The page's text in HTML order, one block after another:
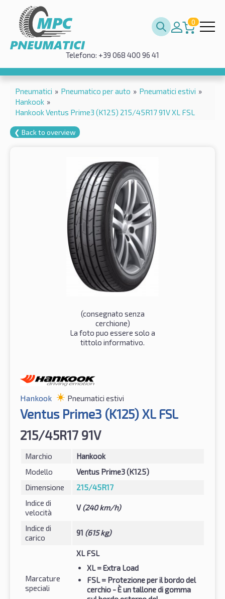
0
Telefono: +39 068 400 96 41
Pneumatici » Pneumatico per auto » Pneumatici estivi »
Hankook »
Hankook Ventus Prime3 (K125) 215/45R17 91V XL FSL
❮ Back to overview
(consegnato senza
cerchione)
La foto puo essere solo a
tittolo informativo.
Hankook Pneumatici estivi
Ventus Prime3 (K125) XL FSL
215/45R17 91V
Marchio
Hankook
Modello
Ventus Prime3 (K125)
Dimensione
215/45R17
Indice di
velocità
V(240 km/h)
Indice di
carico
91 (615 kg)
Marcature
speciali
XL FSL
XL = Extra Load
FSL = Protezione per il bordo del
cerchio - È un tallone di gomma